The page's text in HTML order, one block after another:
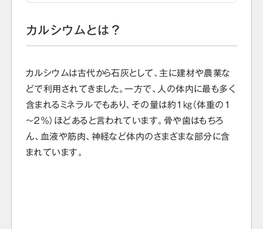
カルシウムとは？
カルシウムは古代から石灰として、主に建材や農業な
どで利用されてきました。一方で、人の体内に最も多く
含まれるミネラルでもあり、その量は約１㎏（体重の１
～２％）ほどあると言われています。骨や歯はもちろ
ん、血液や筋肉、神経など体内のさまざまな部分に含
まれています。